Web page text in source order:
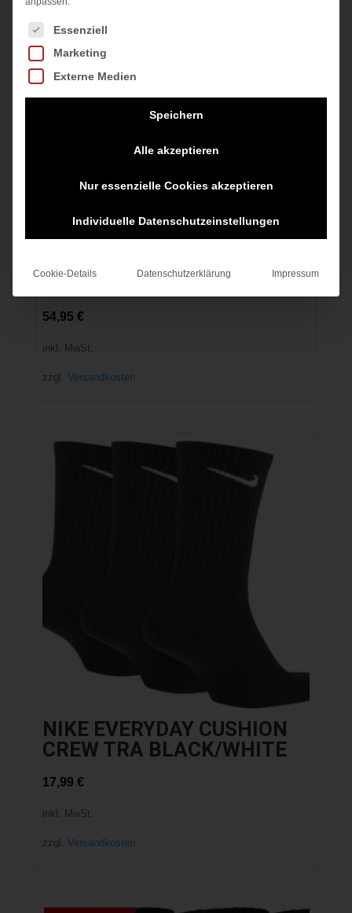
BLACK/REFLECTIVE SILV
54,95 €
inkl. MwSt.
zzgl. Versandkosten
NIKE EVERYDAY CUSHION
CREW TRA BLACK/WHITE
17,99 €
inkl. MwSt.
zzgl. Versandkosten
Es folgt eine Liste der Service-Gruppen, für die eine
Essenziell
Marketing
Externe Medien
Speichern
Alle akzeptieren
Nur essenzielle Cookies akzeptieren
Individuelle Datenschutzeinstellungen
Cookie-Details Datenschutzerklärung Impressum